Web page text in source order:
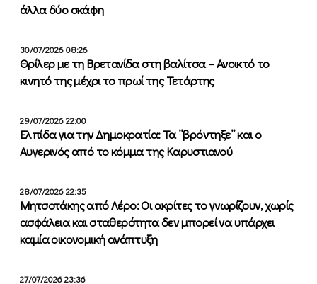
άλλα δύο σκάφη
30/07/2026 08:26
Θρίλερ με τη Βρετανίδα στη βαλίτσα – Ανοικτό το
κινητό της μέχρι το πρωί της Τετάρτης
29/07/2026 22:00
Ελπίδα για την Δημοκρατία: Τα ”βρόντηξε” και ο
Αυγερινός από το κόμμα της Καρυστιανού
28/07/2026 22:35
Μητσοτάκης από Λέρο: Οι ακρίτες το γνωρίζουν, χωρίς
ασφάλεια και σταθερότητα δεν μπορεί να υπάρχει
καμία οικονομική ανάπτυξη
27/07/2026 23:36